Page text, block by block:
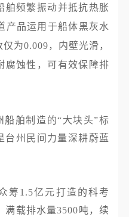
舶频繁振动并抵抗热胀
产品运用于船体黑灰水
为0.009，内壁光滑，
腐蚀性，可有效保障排
船舶制造的“大块头”标
台州民间力量深耕蔚蓝
筹1.5亿元打造的科考
满载排水量3500吨，续